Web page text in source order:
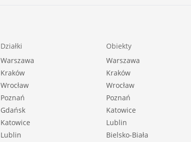
Działki
Warszawa
Kraków
Wrocław
Poznań
Gdańsk
Katowice
Lublin
Obiekty
Warszawa
Kraków
Wrocław
Poznań
Katowice
Lublin
Bielsko-Biała